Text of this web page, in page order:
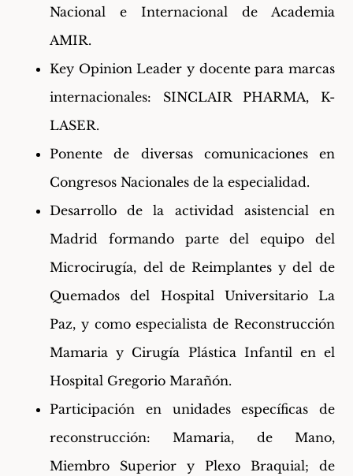
Nacional e Internacional de Academia
AMIR.
Key Opinion Leader y docente para marcas
internacionales: SINCLAIR PHARMA, K-
LASER.
Ponente de diversas comunicaciones en
Congresos Nacionales de la especialidad.
Desarrollo de la actividad asistencial en
Madrid formando parte del equipo del
Microcirugía, del de Reimplantes y del de
Quemados del Hospital Universitario La
Paz, y como especialista de Reconstrucción
Mamaria y Cirugía Plástica Infantil en el
Hospital Gregorio Marañón.
Participación en unidades específicas de
reconstrucción: Mamaria, de Mano,
Miembro Superior y Plexo Braquial; de